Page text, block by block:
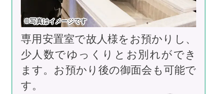
※写真はイメージです
専用安置室で故人様をお預かりし、
少人数でゆっくりとお別れができ
ます。お預かり後の御面会も可能で
す。